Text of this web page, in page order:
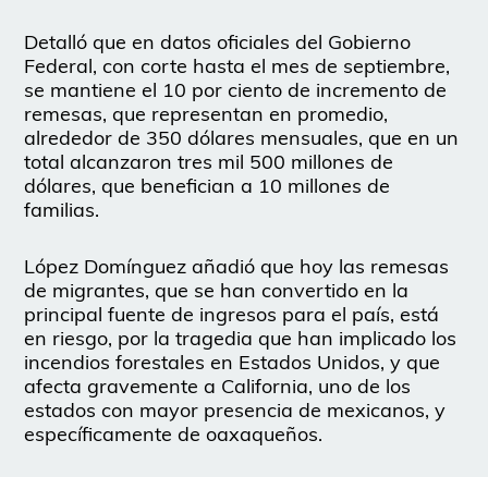
Detalló que en datos oficiales del Gobierno
Federal, con corte hasta el mes de septiembre,
se mantiene el 10 por ciento de incremento de
remesas, que representan en promedio,
alrededor de 350 dólares mensuales, que en un
total alcanzaron tres mil 500 millones de
dólares, que benefician a 10 millones de
familias.
López Domínguez añadió que hoy las remesas
de migrantes, que se han convertido en la
principal fuente de ingresos para el país, está
en riesgo, por la tragedia que han implicado los
incendios forestales en Estados Unidos, y que
afecta gravemente a California, uno de los
estados con mayor presencia de mexicanos, y
específicamente de oaxaqueños.